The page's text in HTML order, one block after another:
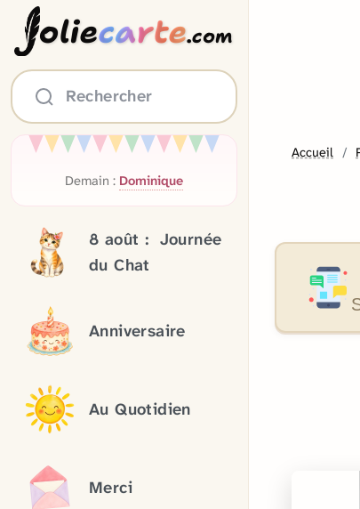
oliecarte.com
Rechercher
Demain : Dominique
8 août : Journée
du Chat
Anniversaire
Au Quotidien
Merci
Accueil